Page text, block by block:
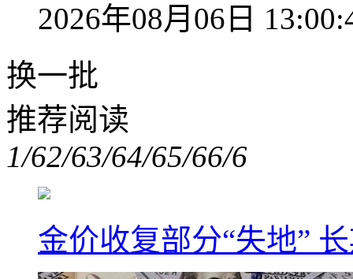
2026年08月06日
换一批
推荐阅读
1/62/63/64/65/66/6
金价收复部分“失地”